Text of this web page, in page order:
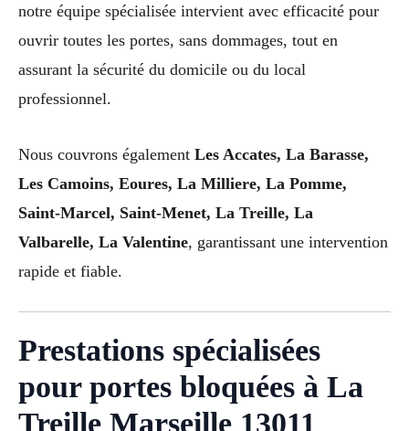
notre équipe spécialisée intervient avec efficacité pour
ouvrir toutes les portes, sans dommages, tout en
assurant la sécurité du domicile ou du local
professionnel.
Nous couvrons également Les Accates, La Barasse,
Les Camoins, Eoures, La Milliere, La Pomme,
Saint-Marcel, Saint-Menet, La Treille, La
Valbarelle, La Valentine, garantissant une intervention
rapide et fiable.
Prestations spécialisées
pour portes bloquées à La
Treille Marseille 13011